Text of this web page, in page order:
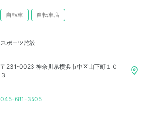
自転車 自転車店
スポーツ施設
〒231-0023 神奈川県横浜市中区山下町１０
３
045-681-3505